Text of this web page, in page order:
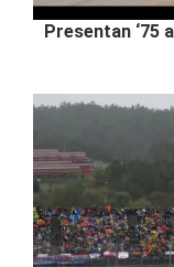
Presentan ‘75